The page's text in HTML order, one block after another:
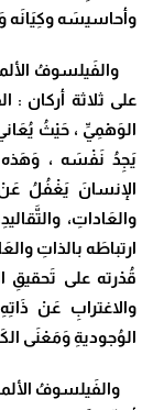
وأحاسيسَه وكِيَانَه
والفَيلسوفُ
على ثلاثة أركان :
الوَهْمِيِّ ، حَيْثُ
يَجِدُ نَفْسَه ، وَهَذه
الإنسانَ يَغْفُلُ عَنْ
والعَاداتِ،
ارتباطَه بالذاتِ
قُدْرته على تَحقيقِ
والاغترابِ عَنْ
الوُجوديةِ وَمَعْنَى
والفَيلسوفُ الألمانيُّ